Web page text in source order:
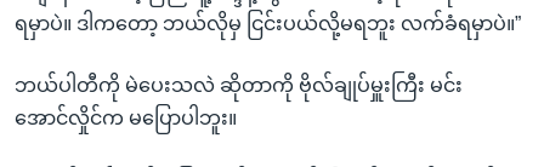
ရမှာပဲ။ ဒါကတော့ ဘယ်လိုမှ ငြင်းပယ်လို့မရဘူး လက်ခံရမှာပဲ။”
ဘယ်ပါတီကို မဲပေးသလဲ ဆိုတာကို ဗိုလ်ချုပ်မှူးကြီး မင်း
အောင်လှိုင်က မပြောပါဘူး။